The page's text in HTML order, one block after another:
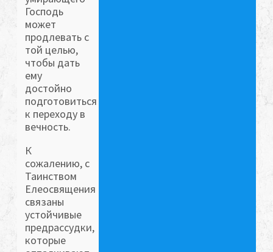
Господь
может
продлевать с
той целью,
чтобы дать
ему
достойно
подготовиться
к переходу в
вечность.
К
сожалению, с
Таинством
Елеосвящения
связаны
устойчивые
предрассудки,
которые